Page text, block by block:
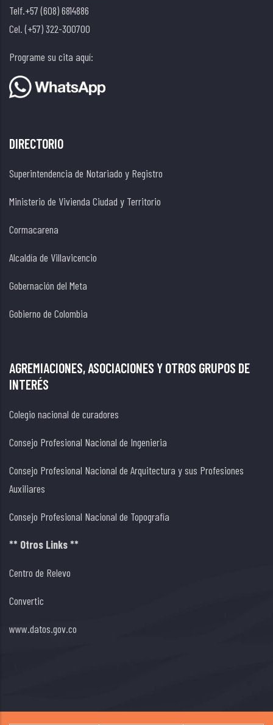
Telf.+57 (608) 6814886
Cel. (+57) 322-300700
Programe su cita aquí:
DIRECTORIO
Superintendencia de Notariado y Registro
Ministerio de Vivienda Ciudad y Territorio
Cormacarena
Alcaldía de Villavicencio
Gobernación del Meta
Gobierno de Colombia
AGREMIACIONES, ASOCIACIONES Y OTROS GRUPOS DE
INTERÉS
Colegio nacional de curadores
Consejo Profesional Nacional de Ingenieria
Consejo Profesional Nacional de Arquitectura y sus Profesiones
Auxiliares
Consejo Profesional Nacional de Topografía
** Otros Links **
Centro de Relevo
Convertic
www.datos.gov.co